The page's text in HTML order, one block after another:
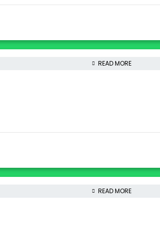
READ MORE
READ MORE